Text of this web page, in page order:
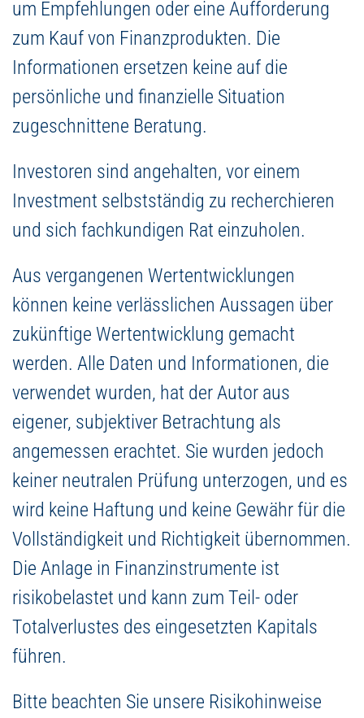
um Empfehlungen oder eine Aufforderung
zum Kauf von Finanzprodukten. Die
Informationen ersetzen keine auf die
persönliche und finanzielle Situation
zugeschnittene Beratung.
Investoren sind angehalten, vor einem
Investment selbstständig zu recherchieren
und sich fachkundigen Rat einzuholen.
Aus vergangenen Wertentwicklungen
können keine verlässlichen Aussagen über
zukünftige Wertentwicklung gemacht
werden. Alle Daten und Informationen, die
verwendet wurden, hat der Autor aus
eigener, subjektiver Betrachtung als
angemessen erachtet. Sie wurden jedoch
keiner neutralen Prüfung unterzogen, und es
wird keine Haftung und keine Gewähr für die
Vollständigkeit und Richtigkeit übernommen.
Die Anlage in Finanzinstrumente ist
risikobelastet und kann zum Teil- oder
Totalverlustes des eingesetzten Kapitals
führen.
Bitte beachten Sie unsere Risikohinweise